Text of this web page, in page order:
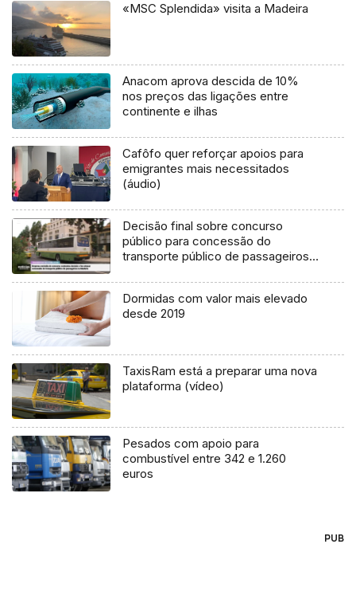
«MSC Splendida» visita a Madeira
Anacom aprova descida de 10%
nos preços das ligações entre
continente e ilhas
Cafôfo quer reforçar apoios para
emigrantes mais necessitados
(áudio)
Decisão final sobre concurso
público para concessão do
transporte público de passageiros
Dormidas com valor mais elevado
desde 2019
TaxisRam está a preparar uma nova
plataforma (vídeo)
Pesados com apoio para
combustível entre 342 e 1.260
euros
PUB